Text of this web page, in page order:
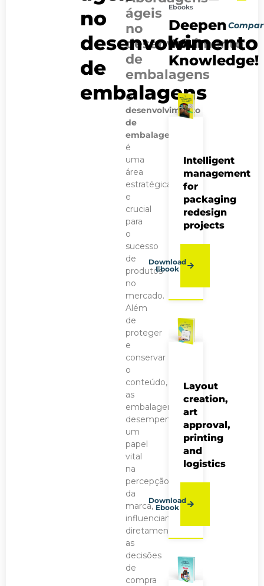
no
desenvolvimento
de
embalagens
ágeis
no
desenvolvimento
de
embalagens
O
desenvolvimento
de
embalagens
é
uma
área
estratégica
e
crucial
para
o
sucesso
de
produtos
no
mercado.
Além
de
proteger
e
conservar
o
conteúdo,
as
embalagens
desempenham
um
papel
vital
na
percepção
da
marca,
influenciando
diretamente
as
decisões
de
compra
Ebooks
Deepen
Your
Knowledge!
Intelligent
management
for
packaging
redesign
projects
Download
Ebook
Layout
creation,
art
approval,
printing
and
logistics
Download
Ebook
Colaboração
Otimize a